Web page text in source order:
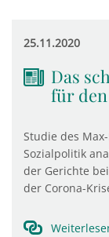
25.11.2020
Das
für
Studie des
Sozialpolitik
der Gerichte
der Corona-